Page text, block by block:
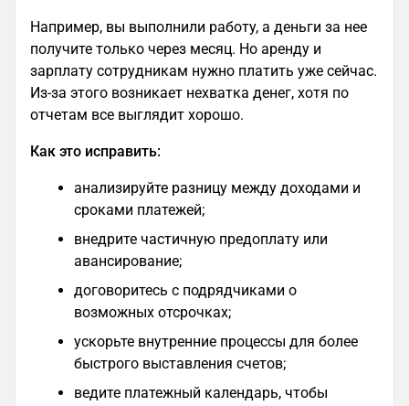
Например, вы выполнили работу, а деньги за нее
получите только через месяц. Но аренду и
зарплату сотрудникам нужно платить уже сейчас.
Из-за этого возникает нехватка денег, хотя по
отчетам все выглядит хорошо.
Как это исправить:
анализируйте разницу между доходами и
сроками платежей;
внедрите частичную предоплату или
авансирование;
договоритесь с подрядчиками о
возможных отсрочках;
ускорьте внутренние процессы для более
быстрого выставления счетов;
ведите платежный календарь, чтобы